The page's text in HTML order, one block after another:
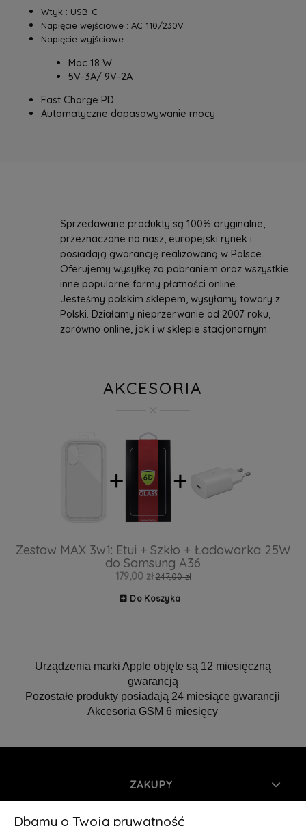
Wtyk : USB-C
Napięcie wejściowe : AC 110/230V
Napięcie wyjściowe :
Moc 18 W
5V-3A/ 9V-2A
Fast Charge PD
Automatyczne dopasowywanie mocy
Sprzedawane produkty są 100% oryginalne,
przeznaczone na nasz, europejski rynek i
posiadają gwarancję realizowaną w Polsce.
Oferujemy wysyłkę za pobraniem oraz wszystkie
inne popularne formy płatności online.
Jesteśmy polskim sklepem, wysyłamy towary z
Polski. Działamy nieprzerwanie od 2007 roku,
zarówno online, jak i w sklepie stacjonarnym.
AKCESORIA
Zestaw MAX 3w1: Etui + Szkło + Ładowarka 25W
do Samsung A36
179,00 zł 247,00 zł
Do Koszyka
Urządzenia marki Apple objęte są 12 miesięczną
gwarancją
Pozostałe produkty posiadają 24 miesiące gwarancji
Akcesoria GSM 6 miesięcy
ZAKUPY
INFORMACJE
Dbamy o Twoją prywatność